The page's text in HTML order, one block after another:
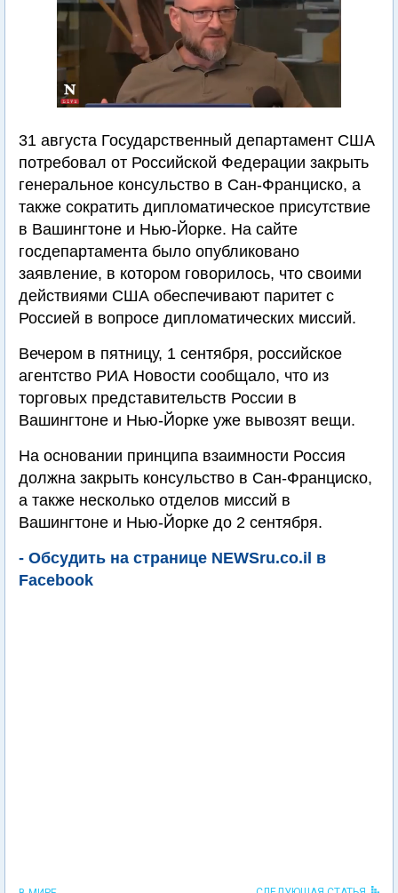
31 августа Государственный департамент США
потребовал от Российской Федерации закрыть
генеральное консульство в Сан-Франциско, а
также сократить дипломатическое присутствие
в Вашингтоне и Нью-Йорке. На сайте
госдепартамента было опубликовано
заявление, в котором говорилось, что своими
действиями США обеспечивают паритет с
Россией в вопросе дипломатических миссий.
Вечером в пятницу, 1 сентября, российское
агентство РИА Новости сообщало, что из
торговых представительств России в
Вашингтоне и Нью-Йорке уже вывозят вещи.
На основании принципа взаимности Россия
должна закрыть консульство в Сан-Франциско,
а также несколько отделов миссий в
Вашингтоне и Нью-Йорке до 2 сентября.
- Обсудить на странице NEWSru.co.il в
Facebook